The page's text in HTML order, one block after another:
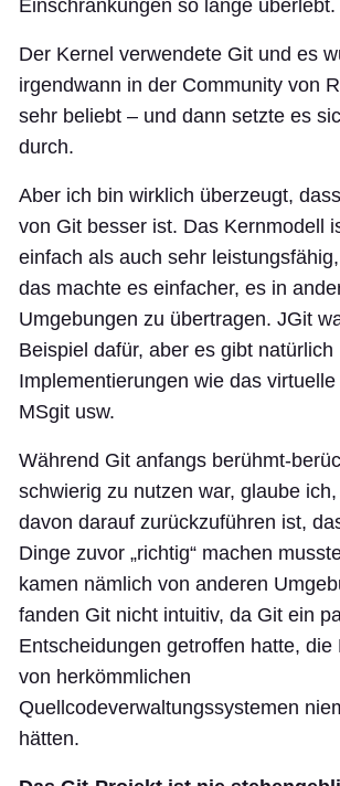
Einschränkungen so lange überlebt.
Der Kernel verwendete Git und es
irgendwann in der Community von
sehr beliebt – und dann setzte es
durch.
Aber ich bin wirklich überzeugt,
von Git besser ist. Das Kernmodell
einfach als auch sehr
das machte es einfacher, es in
Umgebungen zu übertragen. JGit
Beispiel dafür, aber es gibt natürlich
Implementierungen wie das
MSgit usw.
Während Git anfangs berühmt-
schwierig zu nutzen war, glaube
davon darauf zurückzuführen ist,
Dinge zuvor „richtig“ machen
kamen nämlich von anderen
fanden Git nicht intuitiv, da Git ein
Entscheidungen getroffen hatte, die
von herkömmlichen
Quellcodeverwaltungssystemen
hätten.